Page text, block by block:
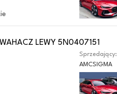
LEWY 5N0407151
Sprzedający:
AMCSIGMA